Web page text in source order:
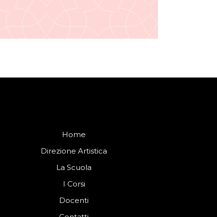
Home
Direzione Artistica
La Scuola
I Corsi
Docenti